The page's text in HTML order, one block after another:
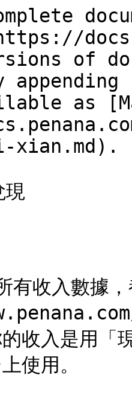
of
as
xian.md).
現
有收入數據
收入是用「
使用。